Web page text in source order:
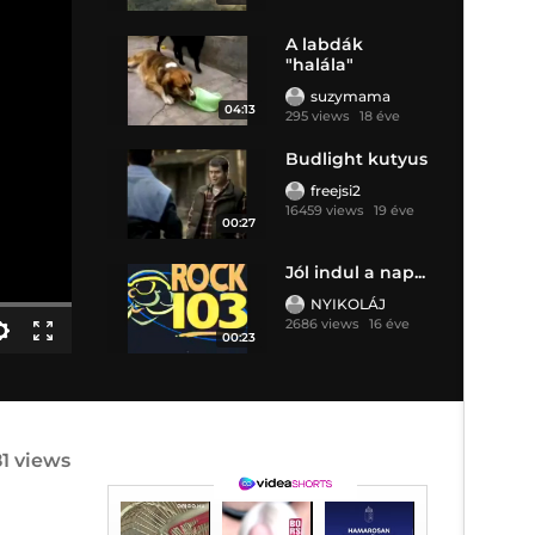
04:13
A labdák
"halála"
suzymama
295 views 18 éve
00:27
Budlight kutyus
freejsi2
16459 views 19 éve
00:23
Jól indul a nap...
NYIKOLÁJ
2686 views 16 éve
views